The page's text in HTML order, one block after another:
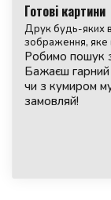
Готові картини
Друк будь-яких
зображення, яке
Робимо пошук
Бажаєш
чи з кумиром
замовляй!